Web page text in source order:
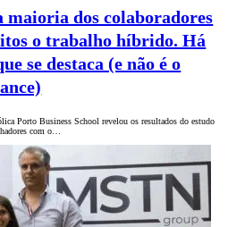
maioria dos colaboradores
o trabalho híbrido. Há
se destaca (e não é o
Porto Business School revelou os resultados do estudo
com o…